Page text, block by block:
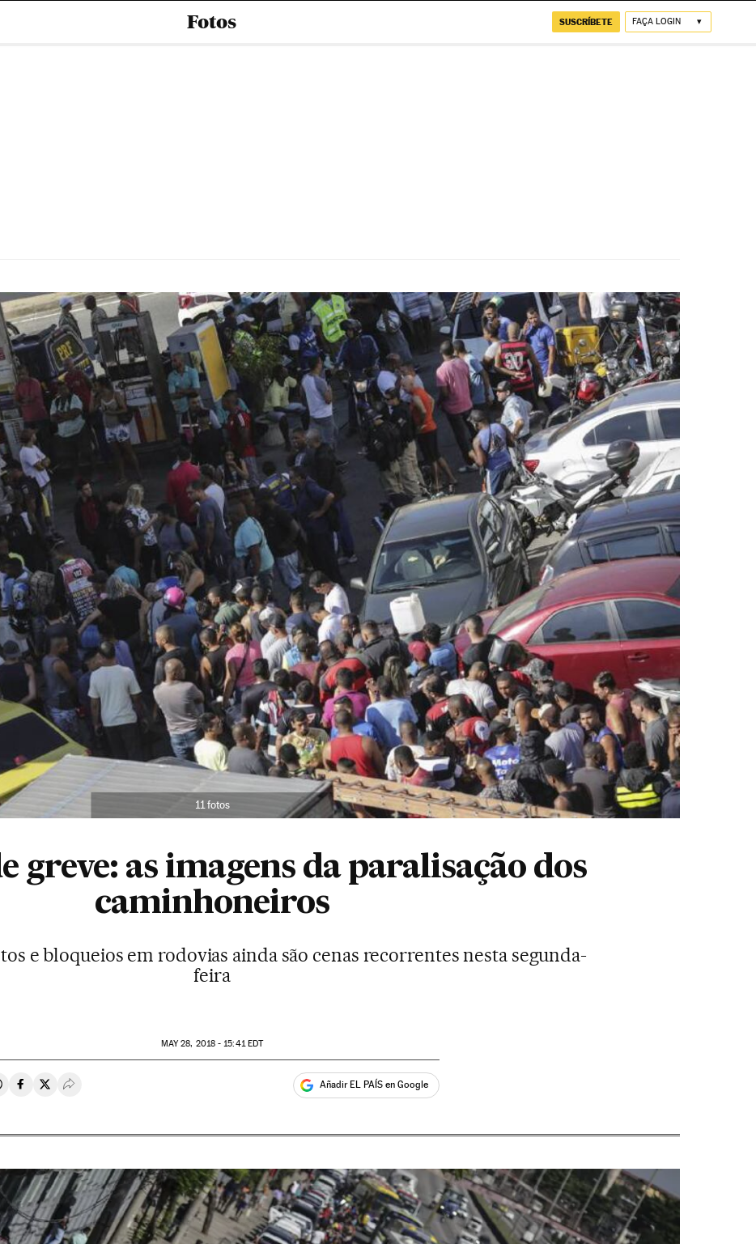
Fotos SUSCRÍBETE FAÇA LOGIN
11 fotos
greve: as imagens da paralisação dos
caminhoneiros
e bloqueios em rodovias ainda são cenas recorrentes nesta segunda-
feira
MAY28, 2018 - 15:41EDT
en Whatsapp
Compartir en Facebook
Compartir en Twitter
Desplegar Redes Sociales Añadir EL PAÍS en Google